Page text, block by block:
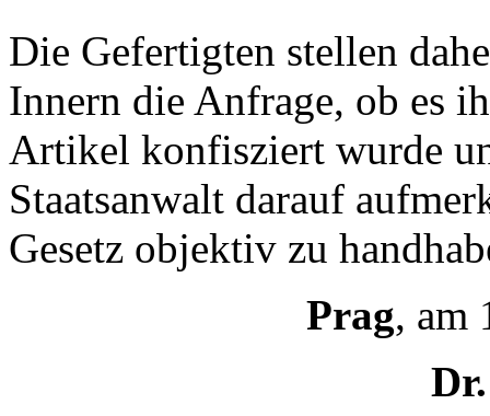
Die Gefertigten stellen
Innern die Anfrage, ob es
Artikel konfisziert wurde
Staatsanwalt darauf
Gesetz objektiv zu
Prag, am